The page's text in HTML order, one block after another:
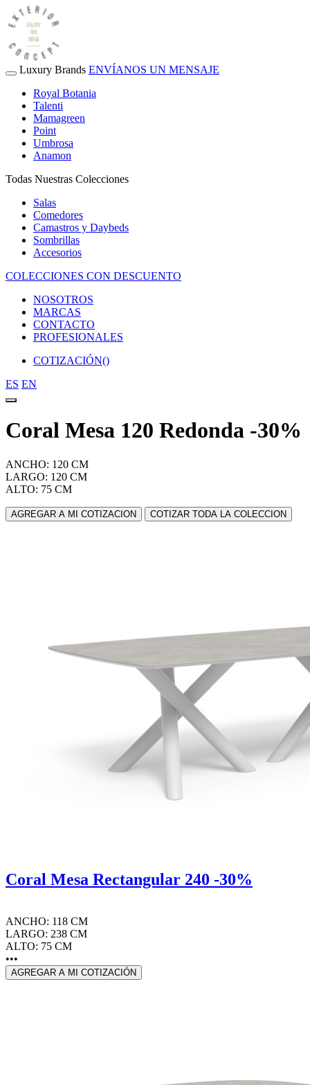
Luxury Brands ENVÍANOS UN MENSAJE
Royal Botania
Talenti
Mamagreen
Point
Umbrosa
Anamon
Todas Nuestras Colecciones
Salas
Comedores
Camastros y Daybeds
Sombrillas
Accesorios
COLECCIONES CON DESCUENTO
NOSOTROS
MARCAS
CONTACTO
PROFESIONALES
COTIZACIÓN()
ES EN
Coral Mesa 120 Redonda -30%
ANCHO: 120 CM
LARGO: 120 CM
ALTO: 75 CM
AGREGAR A MI COTIZACION COTIZAR TODA LA COLECCION
Coral Mesa Rectangular 240 -30%
ANCHO: 118 CM
LARGO: 238 CM
ALTO: 75 CM
•••
AGREGAR A MI COTIZACIÓN